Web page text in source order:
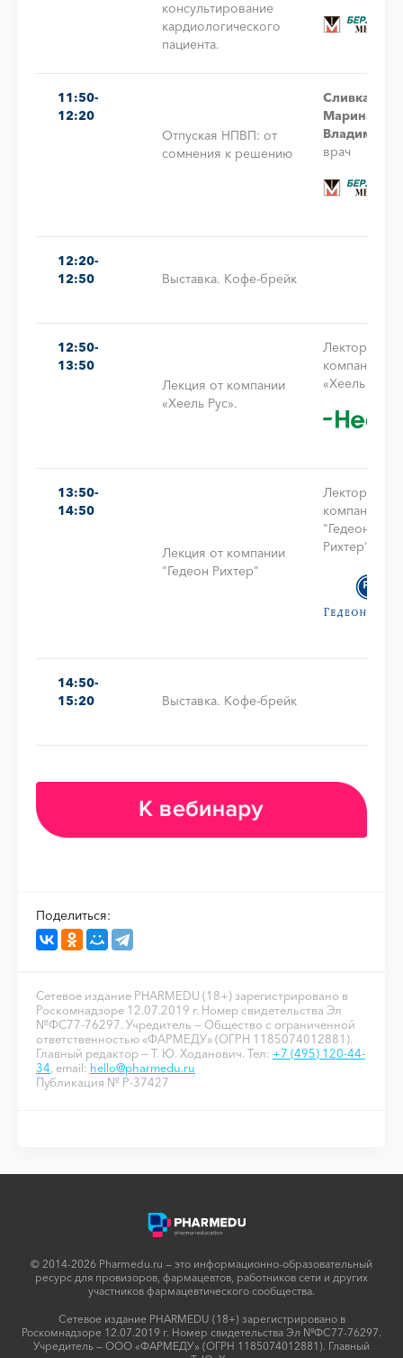
консультирование
кардиологического
пациента.
11:50-
12:20
Отпуская НПВП: от
сомнения к решению
Сливка
Марина
врач
12:20-
12:50
Выставка. Кофе-брейк
12:50-
13:50
Лекция от компании
«Хеель Рус».
Лектор от
компании
«Хеель Рус».
13:50-
14:50
Лекция от компании
"Гедеон Рихтер"
Лектор от
компании
"Гедеон
Рихтер"
14:50-
15:20
Выставка. Кофе-брейк
Поделиться:
Сетевое издание PHARMEDU (18+) зарегистрировано в
Роскомнадзоре 12.07.2019 г. Номер свидетельства Эл
№ФС77-76297. Учредитель — Общество с ограниченной
ответственностью «ФАРМЕДУ» (ОГРН 1185074012881).
Главный редактор — Т. Ю. Ходанович. Тел: +7 (495) 120-44-
34, email: hello@pharmedu.ru
Публикация № P-37427
© 2014-2026 Pharmedu.ru — это информационно-образовательный
ресурс для провизоров, фармацевтов, работников сети и других
участников фармацевтического сообщества.
Сетевое издание PHARMEDU (18+) зарегистрировано в
Роскомнадзоре 12.07.2019 г. Номер свидетельства Эл №ФС77-76297.
Учредитель — ООО «ФАРМЕДУ» (ОГРН 1185074012881). Главный